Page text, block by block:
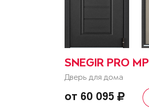
SNEGIR PRO MP
Дверь для дома
от 60 095